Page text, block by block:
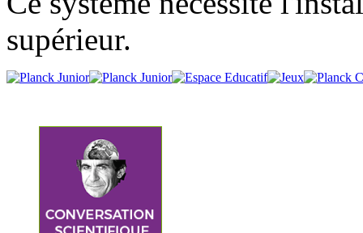
supérieur.